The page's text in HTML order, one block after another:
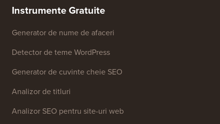
Presă & Resurse de brand
Instrumente Gratuite
Generator de nume de afaceri